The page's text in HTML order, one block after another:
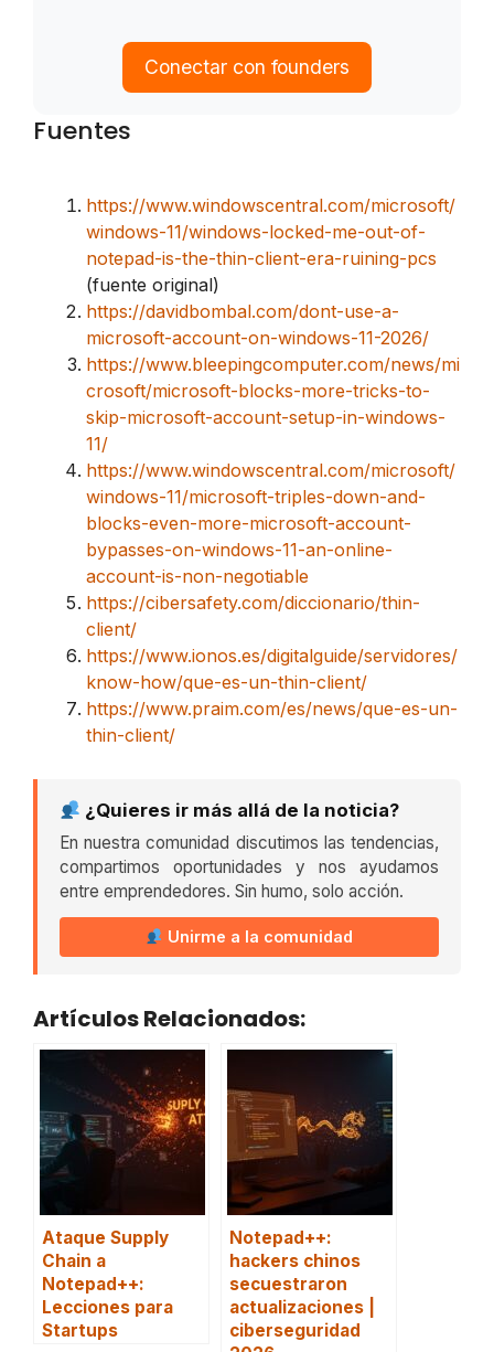
Conectar con founders
Fuentes
https://www.windowscentral.com/microsoft/
windows-11/windows-locked-me-out-of-
notepad-is-the-thin-client-era-ruining-pcs
(fuente original)
https://davidbombal.com/dont-use-a-
microsoft-account-on-windows-11-2026/
https://www.bleepingcomputer.com/news/mi
crosoft/microsoft-blocks-more-tricks-to-
skip-microsoft-account-setup-in-windows-
11/
https://www.windowscentral.com/microsoft/
windows-11/microsoft-triples-down-and-
blocks-even-more-microsoft-account-
bypasses-on-windows-11-an-online-
account-is-non-negotiable
https://cibersafety.com/diccionario/thin-
client/
https://www.ionos.es/digitalguide/servidores/
know-how/que-es-un-thin-client/
https://www.praim.com/es/news/que-es-un-
thin-client/
¿Quieres ir más allá de la noticia?
En nuestra comunidad discutimos las tendencias,
compartimos oportunidades y nos ayudamos
entre emprendedores. Sin humo, solo acción.
Unirme a la comunidad
Artículos Relacionados:
Ataque Supply
Chain a
Notepad++:
Lecciones para
Startups
Notepad++:
hackers chinos
secuestraron
actualizaciones |
ciberseguridad